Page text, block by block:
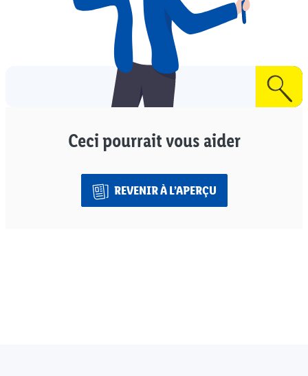
Ceci pourrait vous aider
REVENIR À L’APERÇU